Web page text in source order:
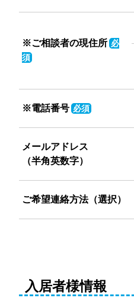
※ご相談者の現住所 必
須
※電話番号 必須
メールアドレス
（半角英数字）
ご希望連絡方法（選択）
入居者様情報